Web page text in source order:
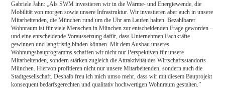
Gabriele Jahn: „Als SWM investieren wir in die Wärme- und Energiewende, die
Mobilität von morgen sowie unsere Infrastruktur. Wir investieren aber auch in unsere
Mitarbeitenden, die München rund um die Uhr am Laufen halten. Bezahlbarer
Wohnraum ist für viele Menschen in München zur entscheidenden Frage geworden –
und eine entscheidende Voraussetzung dafür, dass Unternehmen Fachkräfte
gewinnen und langfristig binden können. Mit dem Ausbau unseres
Wohnungsbauprogramms schaffen wir nicht nur Perspektiven für unsere
Mitarbeitenden, sondern stärken zugleich die Attraktivität des Wirtschaftsstandorts
München. Hiervon profitieren nicht nur unsere Mitarbeitenden, sondern auch die
Stadtgesellschaft. Deshalb freu ich mich umso mehr, dass wir mit diesem Bauprojekt
konsequent bedarfsgerechten und qualitativ hochwertigen Wohnraum gestalten.”